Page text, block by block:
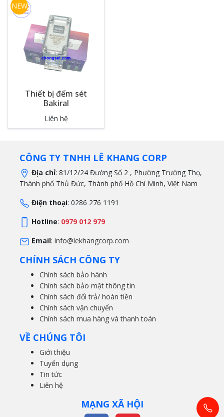
NEW
Thiết bị đếm sét
Bakiral
Liên hệ
CÔNG TY TNHH LÊ KHANG CORP
Địa chỉ: 81/12/24 Đường Số 2 , Phường Trường Thọ,
Thành phố Thủ Đức, Thành phố Hồ Chí Minh, Việt Nam
Điện thoại: 0286 276 1191
Hotline: 0979 012 979
Email: info@lekhangcorp.com
CHÍNH SÁCH CÔNG TY
Chính sách bảo hành
Chính sách bảo mật thông tin
Chính sách đổi trả/ hoàn tiền
Chính sách vận chuyển
Chính sách mua hàng và thanh toán
VỀ CHÚNG TÔI
Giới thiệu
Tuyển dụng
Tin tức
Liên hệ
MẠNG XÃ HỘI